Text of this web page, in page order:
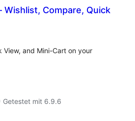
Wishlist, Compare, Quick
View, and Mini-Cart on your
Getestet mit 6.9.6